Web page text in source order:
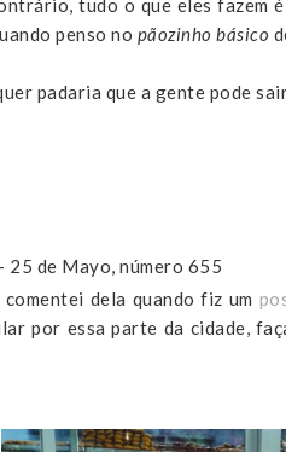
tudo o que eles fazem
penso no pãozinho básico
padaria que a gente pode
- 25 de Mayo, número 655
dela quando fiz um
por essa parte da cidade,